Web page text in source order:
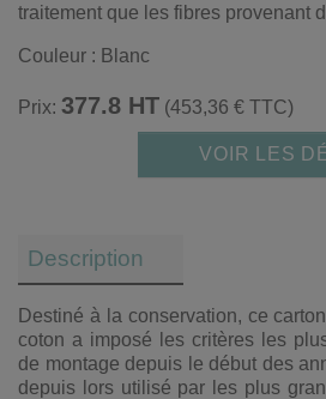
traitement que les fibres provenant
Couleur : Blanc
Prix: 377.8 HT (453,36 € TTC)
VOIR LES
Description
Destiné à la conservation, ce
coton a imposé les critères les
de montage depuis le début des
depuis lors utilisé par les plus